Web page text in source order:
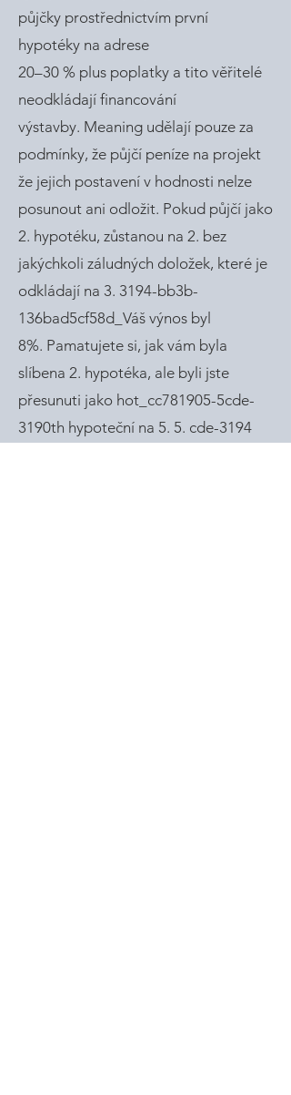
půjčky prostřednictvím první
hypotéky na adrese
20–30 % plus poplatky a tito věřitelé
neodkládají financování
výstavby. Meaning udělají pouze za
podmínky, že půjčí peníze na projekt
že jejich postavení v hodnosti nelze
posunout ani odložit. Pokud půjčí jako
2. hypotéku, zůstanou na 2. bez
jakýchkoli záludných doložek, které je
odkládají na 3. 3194-bb3b-
136bad5cf58d_Váš výnos byl
8%. Pamatujete si, jak vám byla
slíbena 2. hypotéka, ale byli jste
přesunuti jako hot_cc781905-5cde-
3190th hypoteční na 5. 5. cde-3194